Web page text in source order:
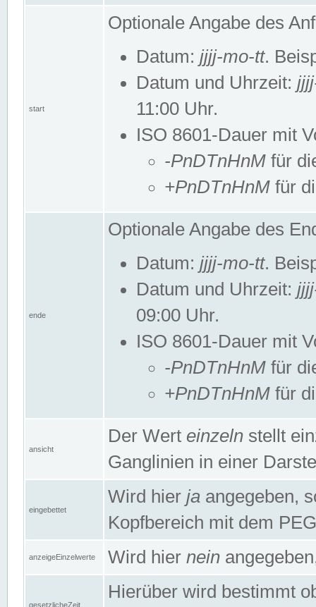
start
Optionale Angabe des
Datum: jjjj-mo-tt.
Datum und Uhrzeit:
11:00 Uhr.
ISO 8601-Dauer mit
-PnDTnHnM für
+PnDTnHnM für
ende
Optionale Angabe des
Datum: jjjj-mo-tt.
Datum und Uhrzeit:
09:00 Uhr.
ISO 8601-Dauer mit
-PnDTnHnM für
+PnDTnHnM für
ansicht
Der Wert einzeln stellt
Ganglinien in einer
eingebettet
Wird hier ja angegeben,
Kopfbereich mit dem
anzeigeEinzelwerte Wird hier nein
gesetzlicheZeit
Hierüber wird bestimmt